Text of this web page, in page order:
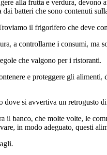
alla frutta e verdura,
batteri che sono contenuti
il frigorifero che deve
a controllarne i consumi, ma
che valgono per i ristoranti.
e proteggere gli
si avvertiva un retrogusto
il banco, che molte volte, le
in modo adeguato, questi